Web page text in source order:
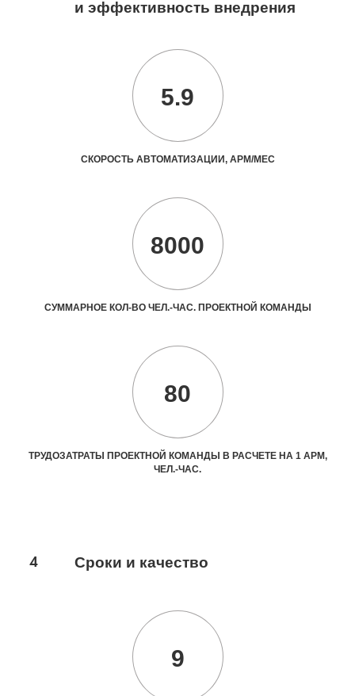
и эффективность внедрения
5.9
СКОРОСТЬ АВТОМАТИЗАЦИИ, АРМ/МЕС
8000
СУММАРНОЕ КОЛ-ВО ЧЕЛ.-ЧАС. ПРОЕКТНОЙ КОМАНДЫ
80
ТРУДОЗАТРАТЫ ПРОЕКТНОЙ КОМАНДЫ В РАСЧЕТЕ НА 1 АРМ,
ЧЕЛ.-ЧАС.
4 Сроки и качество
9